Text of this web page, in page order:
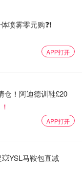
然而，IPCC等各
冰川融化，海平面上
点。” 事实：2022
年的175处更多。
为 “发了个梗图’就
简单；波及近5000
爆炸案凶犯在狱中
喷雾零元购❓❗
APP打开
仓！阿迪德训鞋£20
APP打开
马鞍包直减